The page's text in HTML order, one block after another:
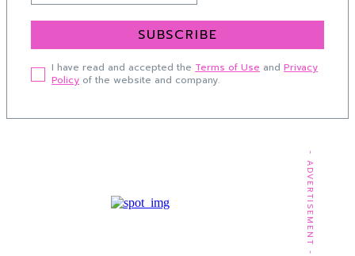
SUBSCRIBE
I have read and accepted the Terms of Use and Privacy
Policy of the website and company.
- ADVERTISEMENT -